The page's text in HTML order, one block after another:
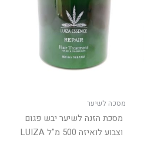
מסכה לשיער
מסכת הזנה לשיער יבש פגום
וצבוע לואיזה 500 מ"ל LUIZA